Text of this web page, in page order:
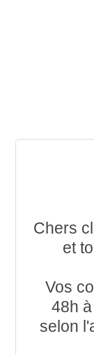
Chers
et
Vos
48h
selon